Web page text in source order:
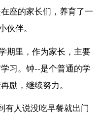
座的家长们，养育了一
伙伴。
期里，作为家长，主要
习。钟--是个普通的学
励，继续努力。
有人说没吃早餐就出门